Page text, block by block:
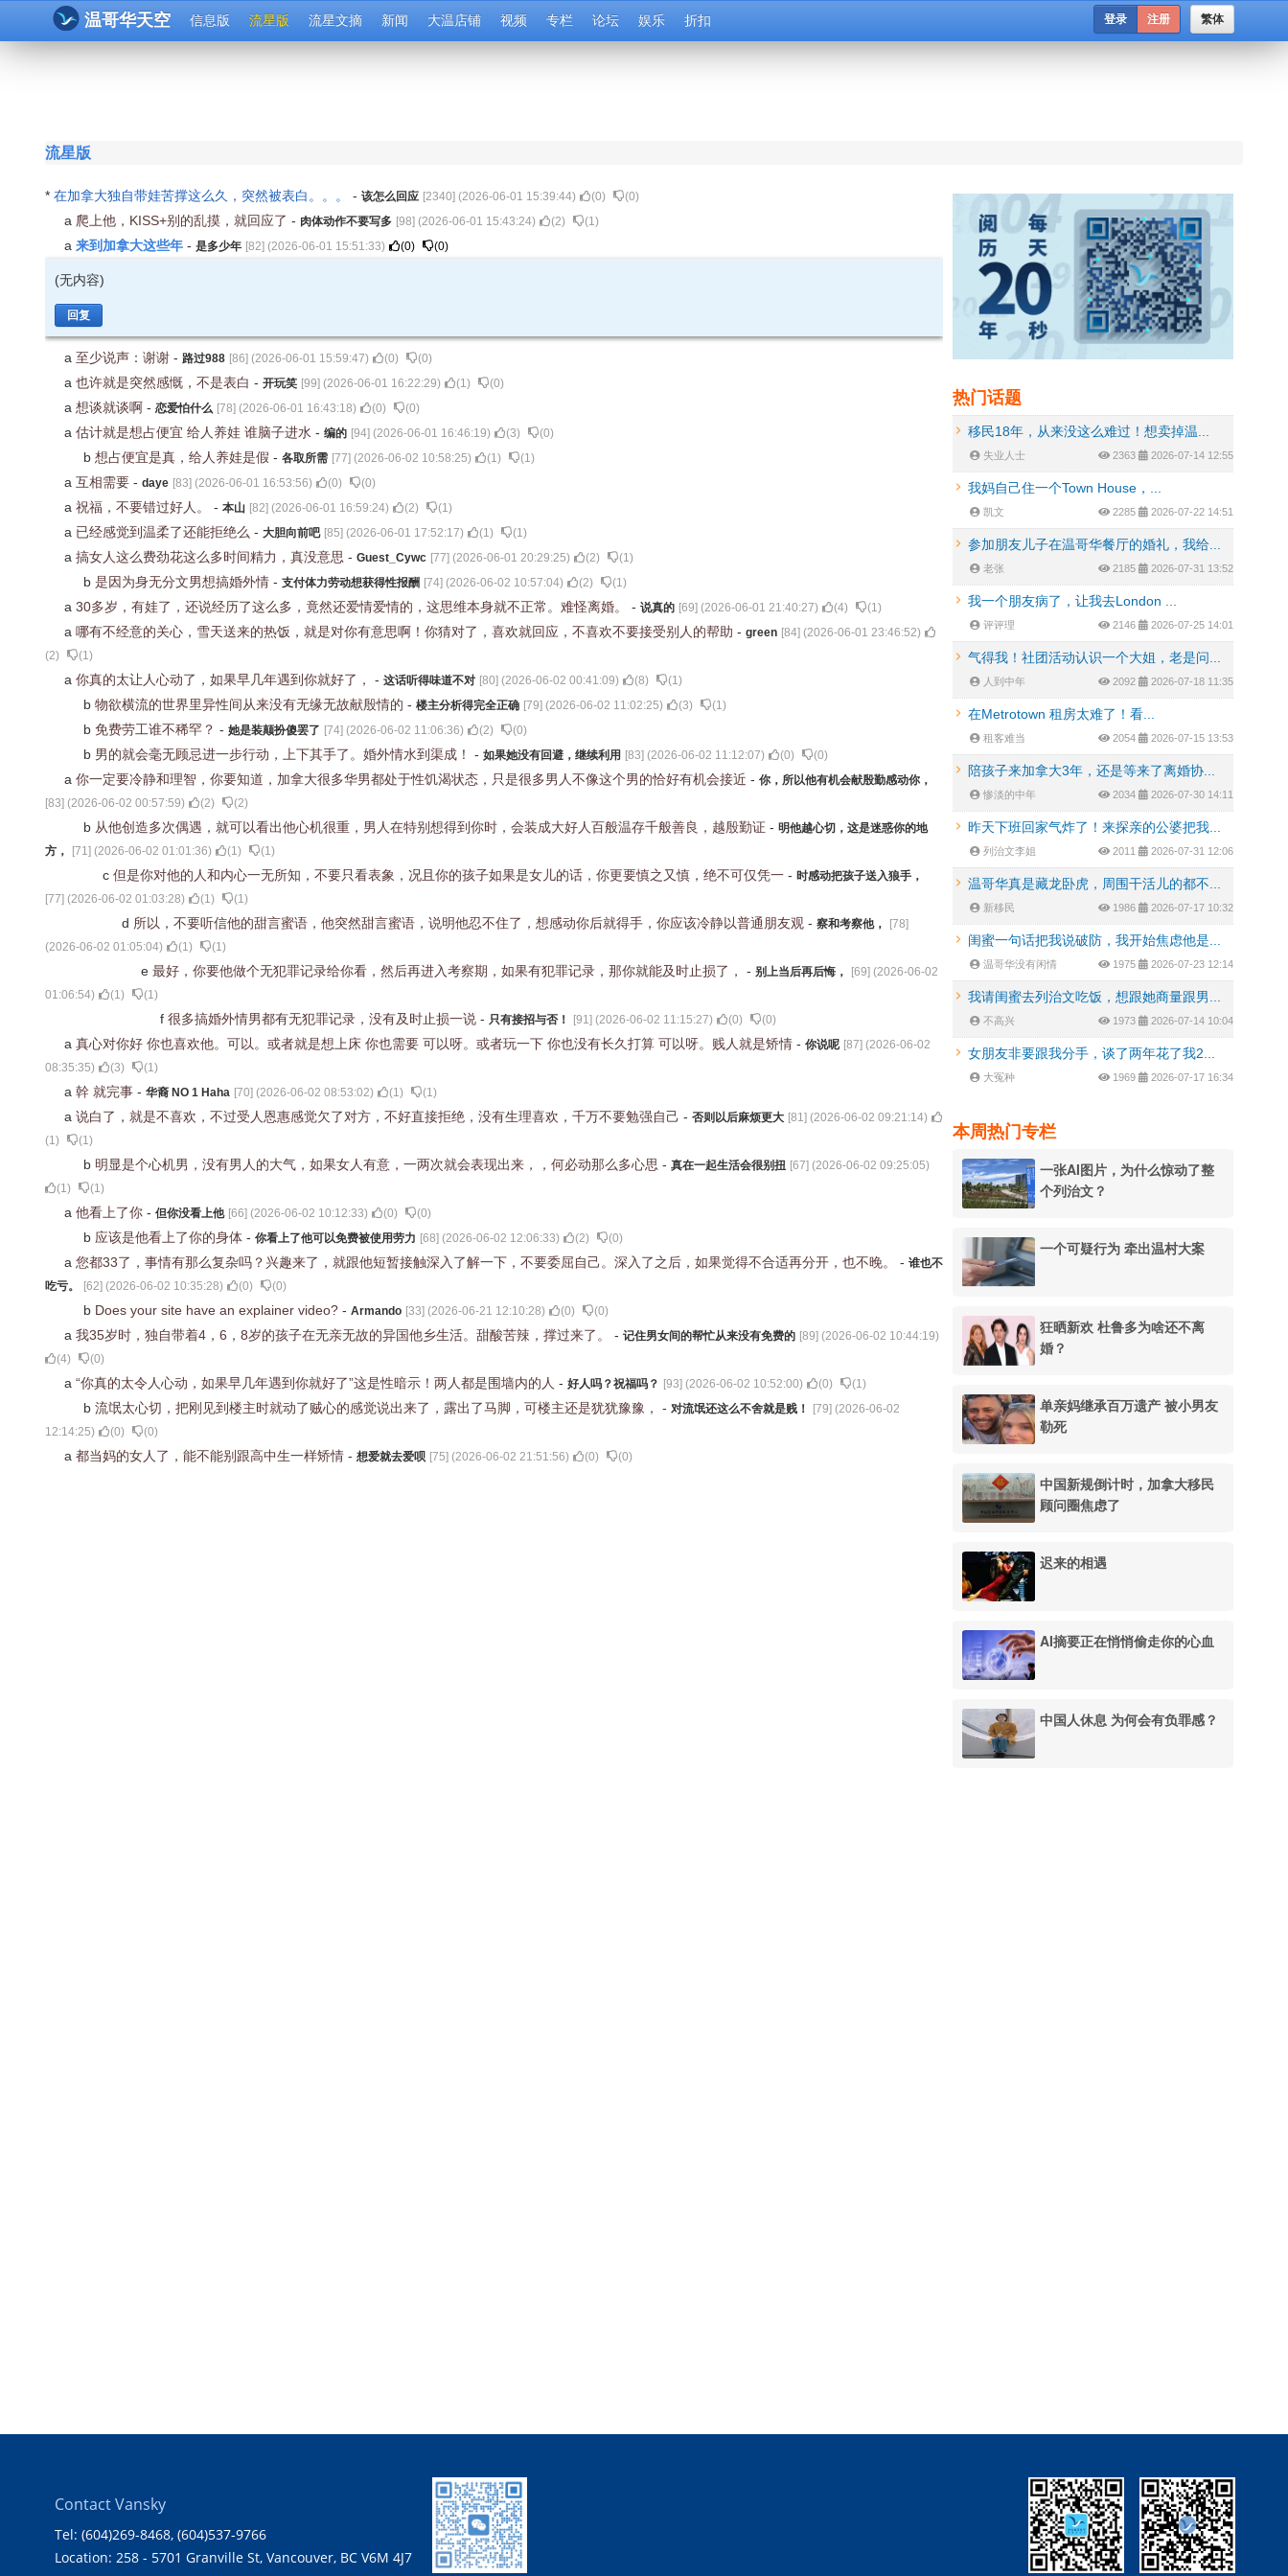
温哥华天空 信息版 流星版 流星文摘 新闻 大温店铺 视频 专栏 论坛 娱乐 折扣 繁体
登录 注册
流星版
* 在加拿大独自带娃苦撑这么久，突然被表白。。。 - 该怎么回应 [2340] (2026-06-01 15:39:44) (0) (0)
a 爬上他，KISS+别的乱摸，就回应了 - 肉体动作不要写多 [98] (2026-06-01 15:43:24) (2) (1)
a 来到加拿大这些年 - 是多少年 [82] (2026-06-01 15:51:33) (0) (0)
(无内容)
回复
a 至少说声：谢谢 - 路过988 [86] (2026-06-01 15:59:47) (0) (0)
a 也许就是突然感慨，不是表白 - 开玩笑 [99] (2026-06-01 16:22:29) (1) (0)
a 想谈就谈啊 - 恋爱怕什么 [78] (2026-06-01 16:43:18) (0) (0)
a 估计就是想占便宜 给人养娃 谁脑子进水 - 编的 [94] (2026-06-01 16:46:19) (3) (0)
b 想占便宜是真，给人养娃是假 - 各取所需 [77] (2026-06-02 10:58:25) (1) (1)
a 互相需要 - daye [83] (2026-06-01 16:53:56) (0) (0)
a 祝福，不要错过好人。 - 本山 [82] (2026-06-01 16:59:24) (2) (1)
a 已经感觉到温柔了还能拒绝么 - 大胆向前吧 [85] (2026-06-01 17:52:17) (1) (1)
a 搞女人这么费劲花这么多时间精力，真没意思 - Guest_Cywc [77] (2026-06-01 20:29:25) (2) (1)
b 是因为身无分文男想搞婚外情 - 支付体力劳动想获得性报酬 [74] (2026-06-02 10:57:04) (2) (1)
a 30多岁，有娃了，还说经历了这么多，竟然还爱情爱情的，这思维本身就不正常。难怪离婚。 - 说真的 [69] (2026-06-01 21:40:27) (4) (1)
a 哪有不经意的关心，雪天送来的热饭，就是对你有意思啊！你猜对了，喜欢就回应，不喜欢不要接受别人的帮助 - green [84] (2026-06-01 23:46:52)
(2) (1)
a 你真的太让人心动了，如果早几年遇到你就好了， - 这话听得味道不对 [80] (2026-06-02 00:41:09) (8) (1)
b 物欲横流的世界里异性间从来没有无缘无故献殷情的 - 楼主分析得完全正确 [79] (2026-06-02 11:02:25) (3) (1)
b 免费劳工谁不稀罕？ - 她是装颠扮傻罢了 [74] (2026-06-02 11:06:36) (2) (0)
b 男的就会毫无顾忌进一步行动，上下其手了。婚外情水到渠成！ - 如果她没有回避，继续利用 [83] (2026-06-02 11:12:07) (0) (0)
a 你一定要冷静和理智，你要知道，加拿大很多华男都处于性饥渴状态，只是很多男人不像这个男的恰好有机会接近 - 你，所以他有机会献殷勤感动你，
[83] (2026-06-02 00:57:59) (2) (2)
b 从他创造多次偶遇，就可以看出他心机很重，男人在特别想得到你时，会装成大好人百般温存千般善良，越殷勤证 - 明他越心切，这是迷惑你的地
方，
[71] (2026-06-02 01:01:36) (1) (1)
c 但是你对他的人和内心一无所知，不要只看表象，况且你的孩子如果是女儿的话，你更要慎之又慎，绝不可仅凭一 - 时感动把孩子送入狼手，
[77] (2026-06-02 01:03:28) (1) (1)
d 所以，不要听信他的甜言蜜语，他突然甜言蜜语，说明他忍不住了，想感动你后就得手，你应该冷静以普通朋友观 - 察和考察他， [78]
(2026-06-02 01:05:04) (1) (1)
e 最好，你要他做个无犯罪记录给你看，然后再进入考察期，如果有犯罪记录，那你就能及时止损了， - 别上当后再后悔， [69] (2026-06-02
01:06:54) (1) (1)
f 很多搞婚外情男都有无犯罪记录，没有及时止损一说 - 只有接招与否！ [91] (2026-06-02 11:15:27) (0) (0)
a 真心对你好 你也喜欢他。可以。或者就是想上床 你也需要 可以呀。或者玩一下 你也没有长久打算 可以呀。贱人就是矫情 - 你说呢 [87] (2026-06-02
08:35:35) (3) (1)
a 幹 就完事 - 华裔 NO 1 Haha [70] (2026-06-02 08:53:02) (1) (1)
a 说白了，就是不喜欢，不过受人恩惠感觉欠了对方，不好直接拒绝，没有生理喜欢，千万不要勉强自己 - 否则以后麻烦更大 [81] (2026-06-02 09:21:14)
(1) (1)
b 明显是个心机男，没有男人的大气，如果女人有意，一两次就会表现出来，，何必动那么多心思 - 真在一起生活会很别扭 [67] (2026-06-02 09:25:05)
(1) (1)
a 他看上了你 - 但你没看上他 [66] (2026-06-02 10:12:33) (0) (0)
b 应该是他看上了你的身体 - 你看上了他可以免费被使用劳力 [68] (2026-06-02 12:06:33) (2) (0)
a 您都33了，事情有那么复杂吗？兴趣来了，就跟他短暂接触深入了解一下，不要委屈自己。深入了之后，如果觉得不合适再分开，也不晚。 - 谁也不
吃亏。
[62] (2026-06-02 10:35:28) (0) (0)
b Does your site have an explainer video? - Armando [33] (2026-06-21 12:10:28) (0) (0)
a 我35岁时，独自带着4，6，8岁的孩子在无亲无故的异国他乡生活。甜酸苦辣，撑过来了。 - 记住男女间的帮忙从来没有免费的 [89] (2026-06-02 10:44:19)
(4) (0)
a “你真的太令人心动，如果早几年遇到你就好了”这是性暗示！两人都是围墙内的人 - 好人吗？祝福吗？ [93] (2026-06-02 10:52:00) (0) (1)
b 流氓太心切，把刚见到楼主时就动了贼心的感觉说出来了，露出了马脚，可楼主还是犹犹豫豫， - 对流氓还这么不舍就是贱！ [79] (2026-06-02
12:14:25) (0) (0)
a 都当妈的女人了，能不能别跟高中生一样矫情 - 想爱就去爱呗 [75] (2026-06-02 21:51:56) (0) (0)
热门话题
移民18年，从来没这么难过！想卖掉温...
失业人士 2363 2026-07-14 12:55
我妈自己住一个Town House，...
凯文 2285 2026-07-22 14:51
参加朋友儿子在温哥华餐厅的婚礼，我给...
老张 2185 2026-07-31 13:52
我一个朋友病了，让我去London ...
评评理 2146 2026-07-25 14:01
气得我！社团活动认识一个大姐，老是问...
人到中年 2092 2026-07-18 11:35
在Metrotown 租房太难了！看...
租客难当 2054 2026-07-15 13:53
陪孩子来加拿大3年，还是等来了离婚协...
惨淡的中年 2034 2026-07-30 14:11
昨天下班回家气炸了！来探亲的公婆把我...
列治文李姐 2011 2026-07-31 12:06
温哥华真是藏龙卧虎，周围干活儿的都不...
新移民 1986 2026-07-17 10:32
闺蜜一句话把我说破防，我开始焦虑他是...
温哥华没有闲情 1975 2026-07-23 12:14
我请闺蜜去列治文吃饭，想跟她商量跟男...
不高兴 1973 2026-07-14 10:04
女朋友非要跟我分手，谈了两年花了我2...
大冤种 1969 2026-07-17 16:34
本周热门专栏
一张AI图片，为什么惊动了整
个列治文？
一个可疑行为 牵出温村大案
狂晒新欢 杜鲁多为啥还不离
婚？
单亲妈继承百万遗产 被小男友
勒死
中国新规倒计时，加拿大移民
顾问圈焦虑了
迟来的相遇
AI摘要正在悄悄偷走你的心血
中国人休息 为何会有负罪感？
Contact Vansky
Tel: (604)269-8468, (604)537-9766
Location: 258 - 5701 Granville St, Vancouver, BC V6M 4J7